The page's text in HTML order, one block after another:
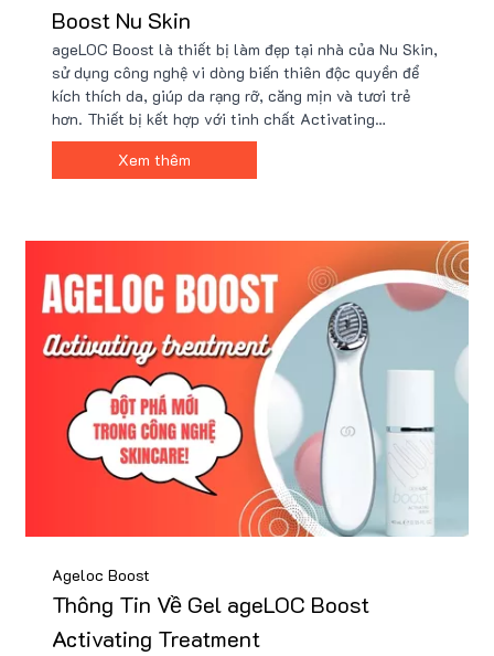
Boost Nu Skin
ageLOC Boost là thiết bị làm đẹp tại nhà của Nu Skin,
sử dụng công nghệ vi dòng biến thiên độc quyền để
kích thích da, giúp da rạng rỡ, căng mịn và tươi trẻ
hơn. Thiết bị kết hợp với tinh chất Activating
Treatment để tối ưu hóa hiệu quả dưỡng da. Mua chính
hãng ageLOC Boost tại Nu88 để nhận giá tốt kèm
Xem thêm
Ageloc Boost
Thông Tin Về Gel ageLOC Boost
Activating Treatment